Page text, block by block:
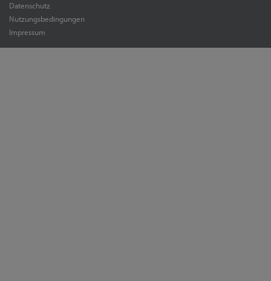
Datenschutz
Nutzungsbedingungen
Impressum